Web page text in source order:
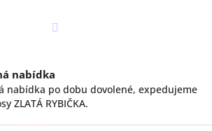
nabídka
nabídka po dobu dovolené, expedujeme
ZLATÁ RYBIČKA.